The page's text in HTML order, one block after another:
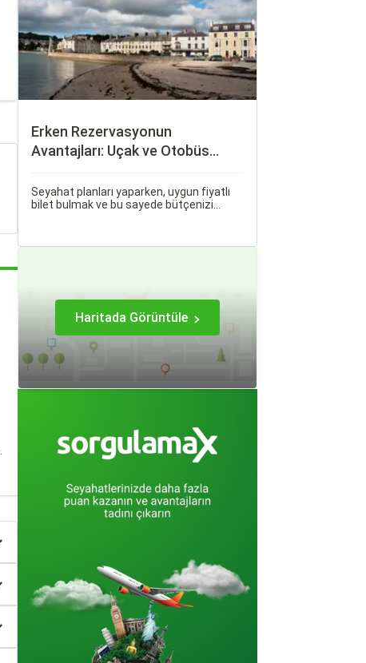
Erken Rezervasyonun
Avantajları: Uçak ve Otobüs
Seyahat planları yaparken, uygun fiyatlı
bilet bulmak ve bu sayede bütçenizi
Haritada Görüntüle